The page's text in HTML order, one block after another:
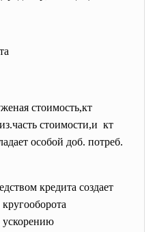
стоимость,кт
стоимости,и кт
особой доб. потреб.
кредита создает
ускорению